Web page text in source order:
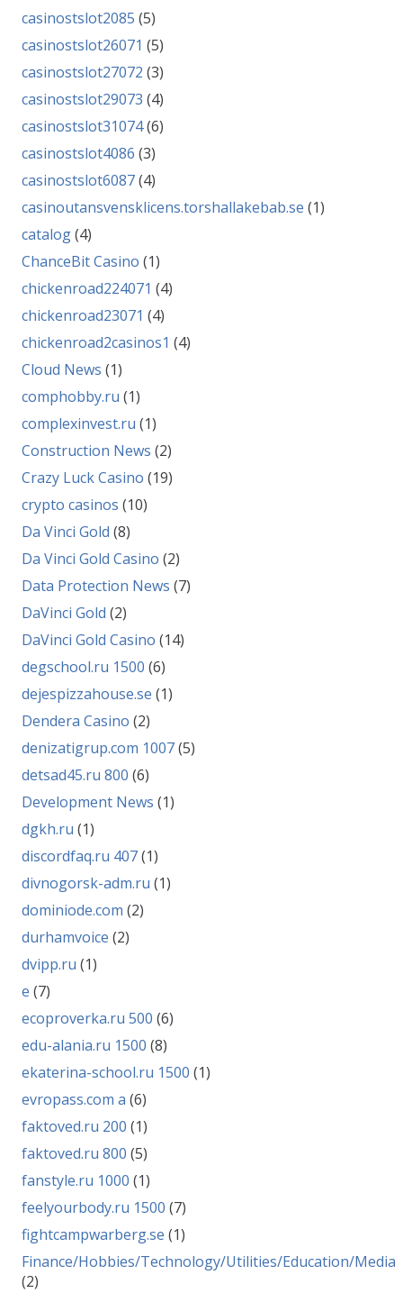
casinostslot2085 (5)
casinostslot26071 (5)
casinostslot27072 (3)
casinostslot29073 (4)
casinostslot31074(6)
casinostslot4086 (3)
casinostslot6087(4)
casinoutansvensklicens.torshallakebab.se (1)
catalog(4)
ChanceBit Casino (1)
chickenroad224071 (4)
chickenroad23071 (4)
chickenroad2casinos1 (4)
Cloud News (1)
comphobby.ru (1)
complexinvest.ru (1)
Construction News (2)
Crazy Luck Casino (19)
crypto casinos (10)
Da Vinci Gold (8)
Da Vinci Gold Casino (2)
Data Protection News (7)
DaVinci Gold (2)
DaVinci Gold Casino (14)
degschool.ru 1500 (6)
dejespizzahouse.se (1)
Dendera Casino (2)
denizatigrup.com 1007(5)
detsad45.ru 800 (6)
Development News (1)
dgkh.ru (1)
discordfaq.ru 407(1)
divnogorsk-adm.ru (1)
dominiode.com (2)
durhamvoice (2)
dvipp.ru (1)
e (7)
ecoproverka.ru 500 (6)
edu-alania.ru 1500 (8)
ekaterina-school.ru 1500 (1)
evropass.com a (6)
faktoved.ru 200 (1)
faktoved.ru 800 (5)
fanstyle.ru 1000 (1)
feelyourbody.ru 1500 (7)
fightcampwarberg.se (1)
Finance/Hobbies/Technology/Utilities/Education/Media
(2)